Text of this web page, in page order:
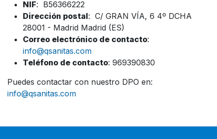
NIF: B56366222
Dirección postal: C/ GRAN VÍA, 6 4º DCHA
28001 - Madrid Madrid (ES)
Correo electrónico de contacto:
info@qsanitas.com
Teléfono de contacto: 969390830
Puedes contactar con nuestro DPO en:
info@qsanitas.com